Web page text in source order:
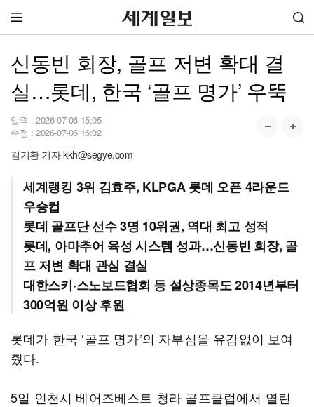
신동빈 회장, 골프 저변 확대 결
실…롯데, 한국 ‘골프 명가’ 우뚝
입력 : 2026-07-06 15:05
수정 : 2026-07-06 16:02
김기환 기자 kkh@segye.com
세계랭킹 3위 김효주, KLPGA 롯데 오픈 4라운드
우승컵
롯데 골프단 선수 3명 10위권, 역대 최고 성적
롯데, 아마추어 육성 시스템 성과…신동빈 회장, 골
프 저변 확대 관심 결실
대한스키·스노보드협회 등 설상종목도 2014년부터
300억원 이상 후원
롯데가 한국 ‘골프 명가’의 자부심을 유감없이 보여
줬다.
5일 인천시 베어즈베스트 청라 골프클럽에서 열린